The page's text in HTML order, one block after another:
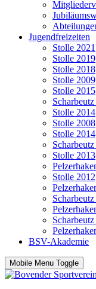
Jugendfreizeiten
Stolle 2021
Stolle 2019
Stolle 2018
Stolle 2009
Stolle 2015
Stolle 2014
Stolle 2008
Stolle 2014
Stolle 2013
Stolle 2012
BSV-Akademie
Mobile Menu Toggle